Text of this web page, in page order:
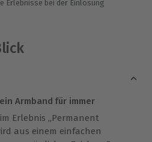
Erlebnisse bei der Einlösung
Armband für immer
Erlebnis „Permanent
aus einem einfachen